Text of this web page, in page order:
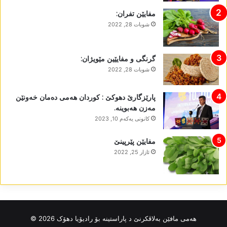
مفایێن تفران:
شوبات 28, 2022
گرنگی و مفایێین مێویژان:
شوبات 28, 2022
پارێزگارێ دھوکێ : کوردان ھەمی دەمان خەونێن
مەزن ھەبوینە.
كانونی یه‌كه‌م 10, 2023
مفایێن پێرپینێ
ئازار 25, 2022
ھەمی مافێن بەلاڤکرنێ د پاراستینە بۆ رادیۆیا دھۆک 2026 ©